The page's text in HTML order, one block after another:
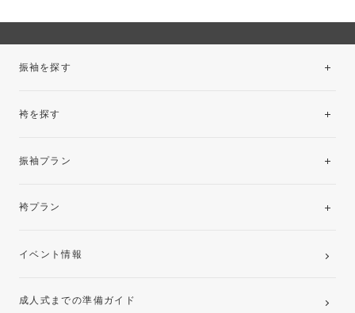
振袖を探す
袴を探す
振袖プラン
レンタルプラン
袴プラン
卒業袴レンタルプラン
イベント情報
成人式までの準備ガイド